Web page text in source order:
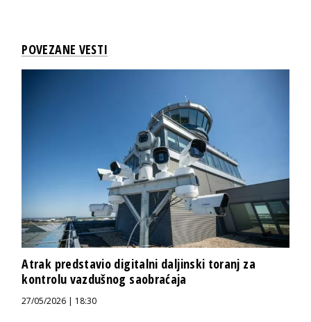
POVEZANE VESTI
Atrak predstavio digitalni daljinski toranj za
kontrolu vazdušnog saobraćaja
27/05/2026 | 18:30